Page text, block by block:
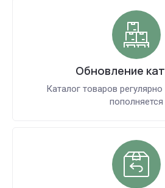
Обновление
Каталог товаров
пополняется